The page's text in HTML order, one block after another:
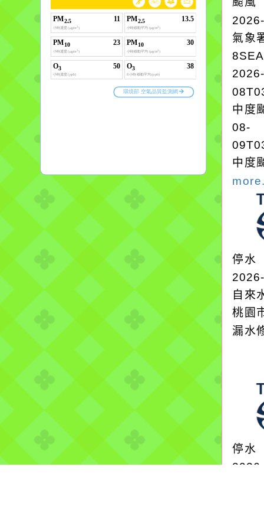
氣象
中度
08-
中度
停水
自來
桃園
漏水
停水